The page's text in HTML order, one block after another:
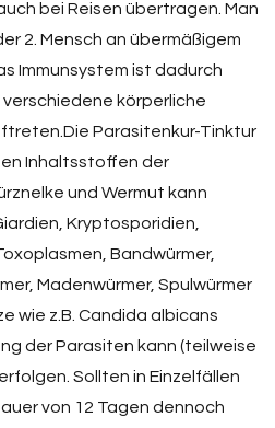
bei Reisen übertragen. Man
2. Mensch an übermäßigem
Immunsystem ist dadurch
körperliche
Parasitenkur-Tinktur
Inhaltsstoffen der
und Wermut kann
Kryptosporidien,
Bandwürmer,
Madenwürmer, Spulwürmer
wie z.B. Candida albicans
der Parasiten kann (teilweise
Sollten in Einzelfällen
von 12 Tagen dennoch